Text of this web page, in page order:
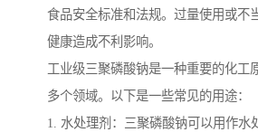
食品安全标准和法规。过量使用或不
健康造成不利影响。
工业级三聚磷酸钠是一种重要的化工
多个领域。以下是一些常见的用途：
1. 水处理剂：三聚磷酸钠可以用作水